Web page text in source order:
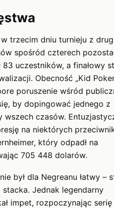
trzecim dniu turnieju z
spośród czterech
uczestników, a finałowy
Obecność „Kid
poruszenie wśród
by dopingować jednego z
wszech czasów.
na niektórych
który odpadł na
705 448 dolarów.
był dla Negreanu łatwy –
Jednak legendarny
impet, rozpoczynając serię